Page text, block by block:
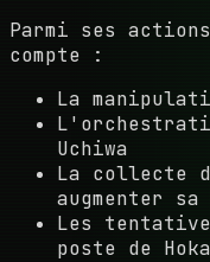
Parmi ses
compte :
La
Uchiwa
La collecte
augmenter
Les
poste de